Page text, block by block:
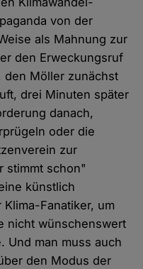
von der
als Mahnung zur
den Erweckungsruf
den Möller zunächst
drei Minuten später
danach,
oder die
zur
stimmt schon"
künstlich
Fanatiker, um
nicht wünschenswert
Und man muss auch
den Modus der